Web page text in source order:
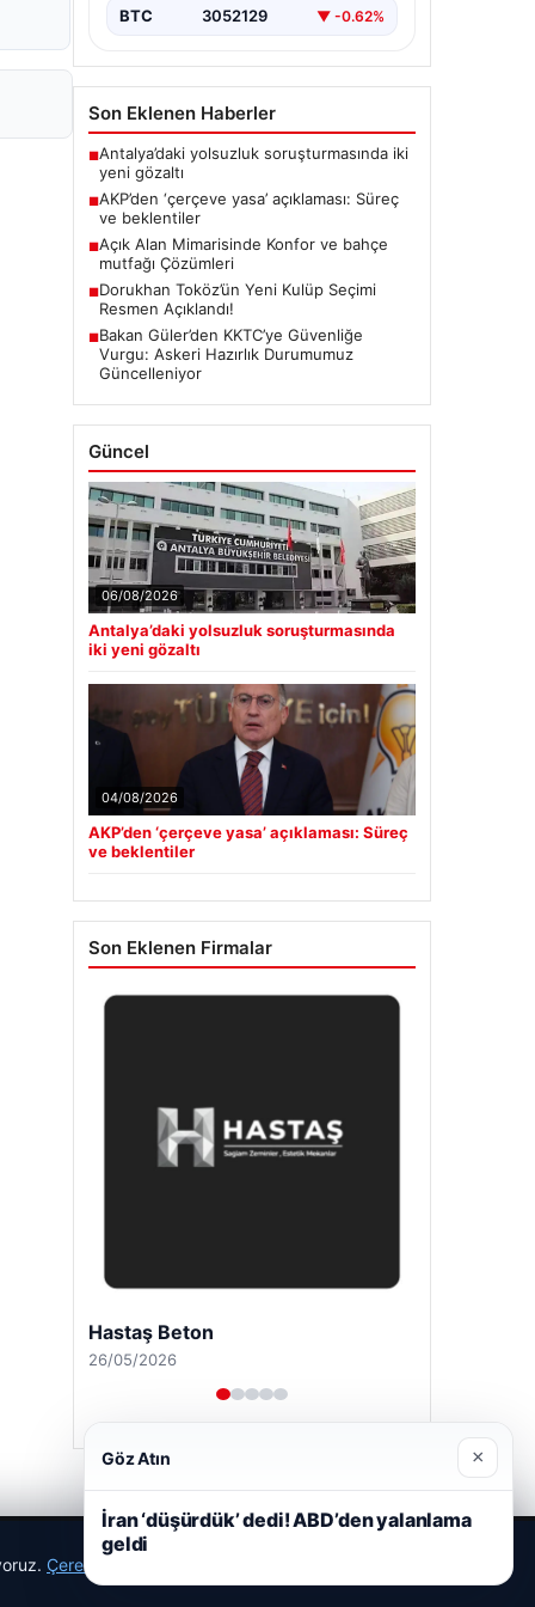
BTC 3052129 ▼ -0.62%
Son Eklenen Haberler
■Antalya’daki yolsuzluk soruşturmasında iki
yeni gözaltı
■AKP’den ‘çerçeve yasa’ açıklaması: Süreç
ve beklentiler
■Açık Alan Mimarisinde Konfor ve bahçe
mutfağı Çözümleri
■Dorukhan Toköz’ün Yeni Kulüp Seçimi
Resmen Açıklandı!
■Bakan Güler’den KKTC’ye Güvenliğe
Vurgu: Askeri Hazırlık Durumumuz
Güncelleniyor
Güncel
06/08/2026
Antalya’daki yolsuzluk soruşturmasında
iki yeni gözaltı
04/08/2026
AKP’den ‘çerçeve yasa’ açıklaması: Süreç
ve beklentiler
Son Eklenen Firmalar
Hastaş Beton
26/05/2026
Çerez Politikamız
Göz Atın ×
İran ‘düşürdük’ dedi! ABD’den yalanlama
geldi